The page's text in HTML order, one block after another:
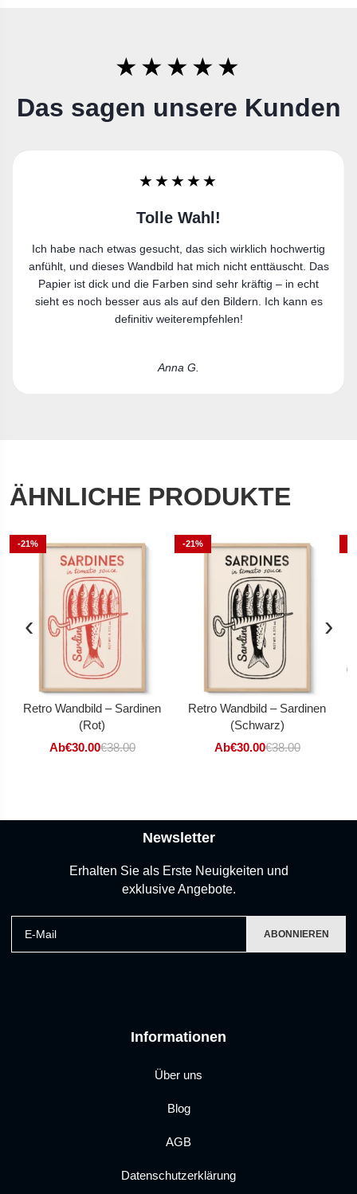
★★★★★
Das sagen unsere Kunden
★★★★★
Sehr zufrieden
Ich bin sehr zufrieden. Der Leinwanddruck gefällt mir richtig
gut und passt perfekt in meine Wohnung.
Laura R.
ÄHNLICHE PRODUKTE
‹
-21%
Retro Wandbild – Sardinen
(Rot)
Ab€30.00€38.00
-21%
Retro Wandbild – Sardinen
(Schwarz)
Ab€30.00€38.00
›
Informationen
Über uns
Blog
AGB
Datenschutzerklärung
Newsletter
Erhalten Sie als Erste Neuigkeiten und
exklusive Angebote.
ABONNIEREN